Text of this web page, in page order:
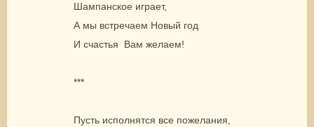
Шампанское играет,
А мы встречаем Новый год
И счастья Вам желаем!
***
Пусть исполнятся все пожелания,